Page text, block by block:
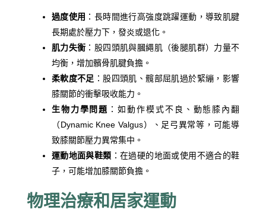
過度使用 ：長時間進行高強度跳躍運動，導致肌腱
長期處於壓力下，發炎或退化。
肌力失衡 ：股四頭肌與膕繩肌（後腿肌群）力量不
均衡，增加髕骨肌腱負擔。
柔軟度不足 ：股四頭肌、髖部屈肌過於緊繃，影響
膝關節的衝擊吸收能力。
生物力學問題 ：如動作模式不良、動態膝內翻
（Dynamic Knee Valgus）、足弓異常等，可能導
致膝關節壓力異常集中。
運動地面與鞋類 ：在過硬的地面或使用不適合的鞋
子，可能增加膝關節負擔。
物理治療和居家運動